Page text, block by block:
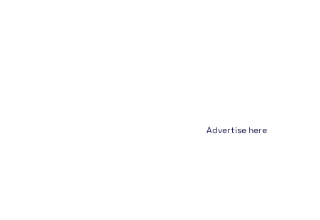
Advertise here